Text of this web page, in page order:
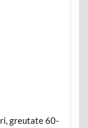
greutate 60-